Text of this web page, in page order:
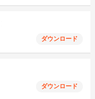
ダウンロード
ダウンロード